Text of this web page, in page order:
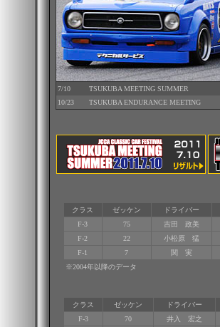
7/10
TSUKUBA MEETING SUMMER
10/23
TSUKUBA ENDURANCE MEETING
クラス ゼッケン
ドライバー
F-3
75
吉田 政美
F-2
22
小松原 猛
F-1
7
関 実
※2004年以降のデータ
クラス ゼッケン
ドライバー
F-3
70
井入 宏之